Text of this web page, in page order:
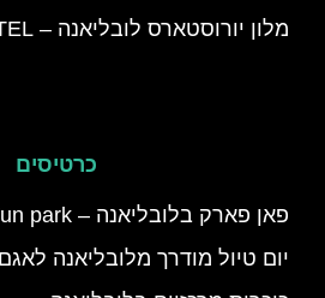
מלון יורוסטארס לובליאנה – Eurostars uHOTEL
כרטיסים
פאן פארק בלובליאנה – Fun park
יום טיול מודרך מלובליאנה